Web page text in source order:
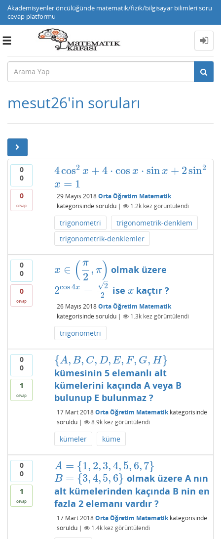
Akademisyenler öncülüğünde matematik/fizik/bilgisayar bilimleri soru
cevap platformu
Toggle
mesut26'in soruları
0
0
0
cevap
4cos2 x + 4 ⋅ cos x ⋅ sinx + 2sin2
x = 1
4cos2x+4⋅cos x ⋅sinx+ 2 sin2x= 1
29 Mayıs 2018 Orta Öğretim Matematik
kategorisinde soruldu | 1.2kkez görüntülendi
trigonometri
trigonometrik-denklem
trigonometrik-denklemler
0
0
0
cevap
x ∈ ( π
2
, π)
x∈(π 2 π) olmak üzere
2cos 4x = 2
√
2
2cos4x =2 2 ise x
x kaçtır ?
26 Mayıs 2018 Orta Öğretim Matematik
kategorisinde soruldu | 1.3kkez görüntülendi
trigonometri
0
0
1
cevap
{A, B, C, D, E, F, G, H}
{A,B,C,D,E,F,G,H}
kümesinin 5 elemanlı alt
kümelerini kaçında A veya B
bulunup E bulunmaz ?
17 Mart 2018 Orta Öğretim Matematikkategorisinde
soruldu | 8.9kkez görüntülendi
kümeler küme
0
0
1
cevap
A = {1, 2,3,4, 5, 6,7}
A= {1, 2, 3,4,5, 6,7}
B = {3,4,5, 6}
B= {3, 4, 5,6}
olmak üzere A nın
alt kümelerinden kaçında B nin en
fazla 2 elemanı vardır ?
17 Mart 2018 Orta Öğretim Matematikkategorisinde
soruldu | 1.4kkez görüntülendi